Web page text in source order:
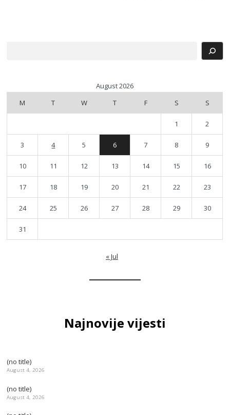
August 2026
M
T W T F S S
1 2
3 4 5 6 7 8 9
10 11 12 13 14 15 16
17 18 19 20 21 22 23
24 25 26 27 28 29 30
31
« Jul
Najnovije vijesti
(no title)
August 4, 2026
(no title)
August 4, 2026